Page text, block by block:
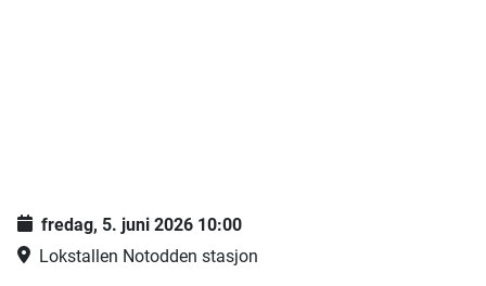
fredag, 5. juni 2026 10:00
Lokstallen Notodden stasjon